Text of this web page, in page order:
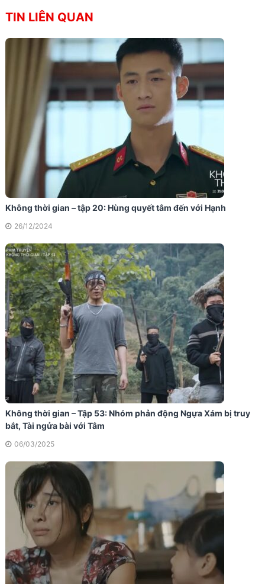
TIN LIÊN QUAN
Không thời gian – tập 20: Hùng quyết tâm đến với Hạnh
26/12/2024
Không thời gian – Tập 53: Nhóm phản động Ngựa Xám bị truy
bắt, Tài ngửa bài với Tâm
06/03/2025